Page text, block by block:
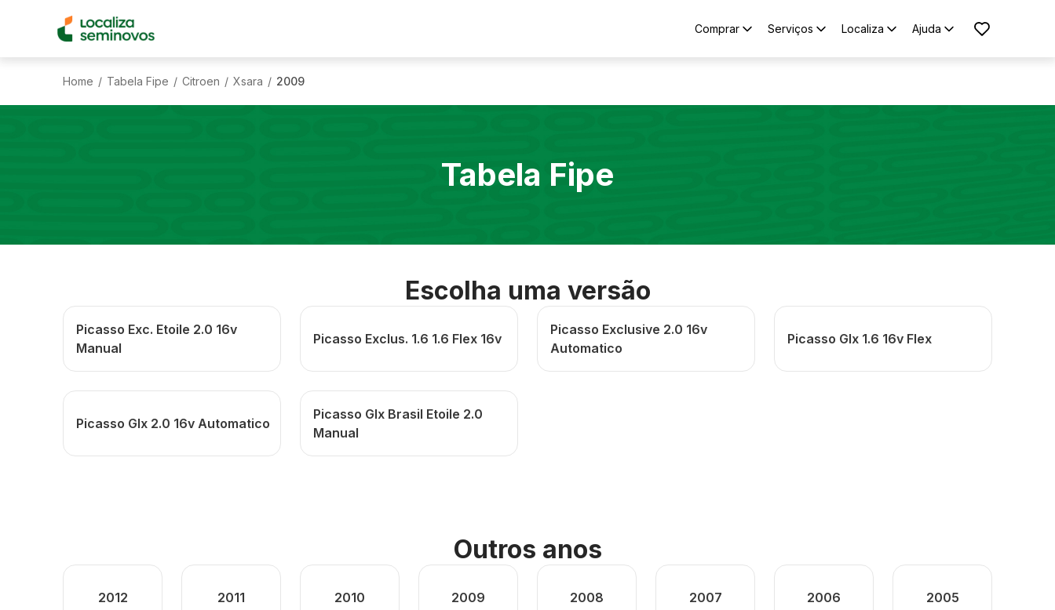
Comprar Serviços Localiza Ajuda
Home / Tabela Fipe / Citroen / Xsara / 2009
Tabela Fipe
Escolha uma versão
Picasso Exc. Etoile 2.0 16v
Manual
Picasso Exclus. 1.6 1.6 Flex 16v
Picasso Exclusive 2.0 16v
Automatico
Picasso Glx 1.6 16v Flex
Picasso Glx 2.0 16v Automatico
Picasso Glx Brasil Etoile 2.0
Manual
Outros anos
2012 2011 2010 2009 2008 2007 2006 2005